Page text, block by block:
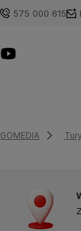
575 000 615
GOMEDIA